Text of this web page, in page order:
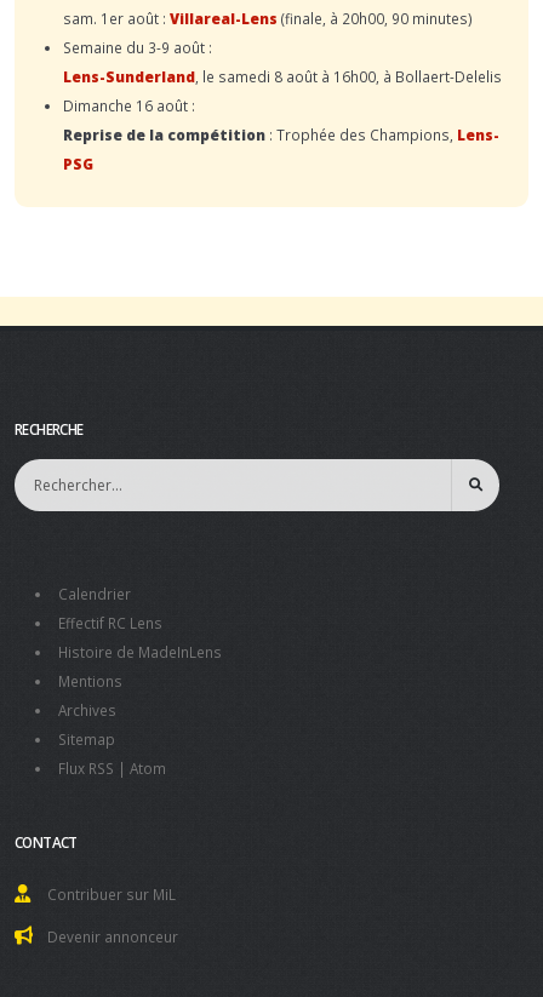
sam. 1er août : Villareal-Lens (finale, à 20h00, 90 minutes)
Semaine du 3-9 août :
Lens-Sunderland , le samedi 8 août à 16h00, à Bollaert-Delelis
Dimanche 16 août :
Reprise de la compétition : Trophée des Champions, Lens-
PSG
RECHERCHE
Calendrier
Effectif RC Lens
Histoire de MadeInLens
Mentions
Archives
Sitemap
Flux RSS | Atom
CONTACT
Contribuer sur MiL
Devenir annonceur